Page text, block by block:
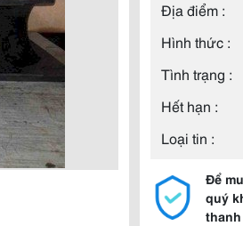
Địa điểm :
Hình thức :
Tình trạng :
Hết hạn :
Loại tin :
Để
quý